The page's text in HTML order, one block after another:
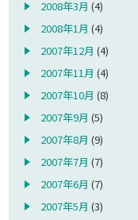
2008年3月 (4)
2008年1月 (4)
2007年12月 (4)
2007年11月 (4)
2007年10月 (8)
2007年9月 (5)
2007年8月 (9)
2007年7月 (7)
2007年6月 (7)
2007年5月 (3)